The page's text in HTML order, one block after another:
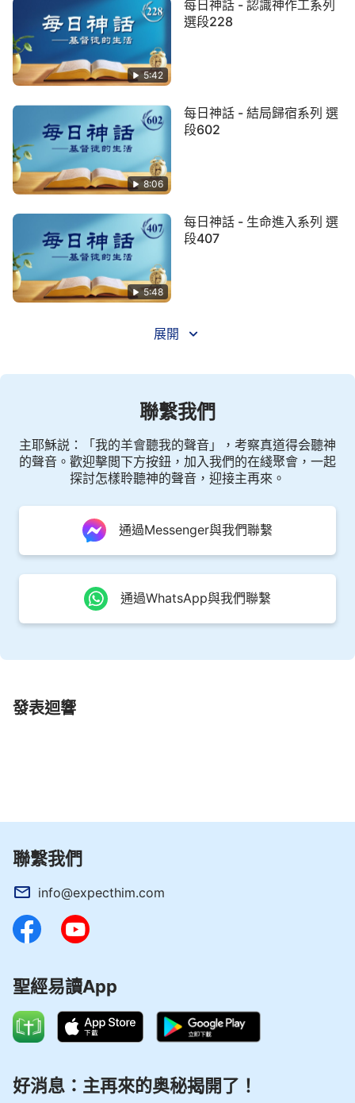
他性情却不知悔改的人，神是極度地忿怒！「忿怒」
僅僅是一種情緒、一種心情，并不能代表一個明確的
態度，但這樣的情緒、這樣的心情會給這個人帶來一
個結局，就是讓神極度地厭憎！那這個「極度地厭
憎」帶來的後果是什麽呢？就是神把這個人放在一
邊，先不搭理了，等到「秋後」一起收拾。言外之意
是什麽？這樣的人還有結局嗎？神就没打算給這類人
結局！所以説神現在不搭理這樣的人是不是很正常？
擔自己所作的惡與自己的行為所帶來的惡果吧！這就
是神對這樣的人的交代。所以我現在明確地告訴這類
人不要抱有任何幻想，不要再存有任何的僥幸心理，
神不會無限期地寬容人，不會無限期地忍耐人的過
還特别受神的感動，痛哭流泪，平時
在，更不能説是神的引導。人觸怒了神，神還會引導
候，他的結局已經没有了。無論他禱告自我感覺是多
麽良好，他心裏對神有多大的 信心，這個都已經不重
已經厭弃了，而且對這樣的人以後怎麽處理這也不重
要，重要的是當他觸怒神的那一刻，他的結局已經定
規了。如果神定意不拯救這樣的人，那神就讓這樣的
人留下來受懲罰，這就是神的態度。
雖然神的實質裏有愛的成分，他對每一個人
任何感覺，也没有任何反應；他有憐憫不代表他對待
樣做了，那你是在觸怒神，你是在試探神的怒氣，你
是在挑戰神的尊嚴！所以在你們明白了這個事的嚴重
性之後，我勸你們每一個人要小心謹慎地行事，小心
謹慎地説話，在對待神的事上一定要謹慎又謹慎，小
不要亂説話，不要亂做事，也不要亂扣帽子，更不要
隨意下結論，而要等待、尋求，這也是敬畏神遠離惡
的表現。如果你首先能做到這一點，首先能具備這個
態度，神不會怪罪你愚昧無知、不明白事理，而是因
的態度而紀念你，引導開啓你，或者寬容你的幼小無
5:42
每日神話 - 認識神作工系列
選段228
8:06
每日神話 - 結局歸宿系列 選
段602
5:48
每日神話 - 生命進入系列 選
段407
展開
聯繫我們
主耶穌説：「我的羊會聽我的聲音」，考察真道得会聽神
的聲音。歡迎擊閲下方按鈕，加入我們的在綫聚會，一起
探討怎樣聆聽神的聲音，迎接主再來。
通過Messenger與我們聯繫
通過WhatsApp與我們聯繫
發表迴響
聯繫我們
info@expecthim.com
聖經易讀App
好消息：主再來的奥秘揭開了！